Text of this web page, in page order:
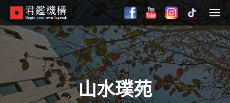
Skip
main
content
Menu
山水璞苑